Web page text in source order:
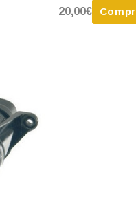
20,00€